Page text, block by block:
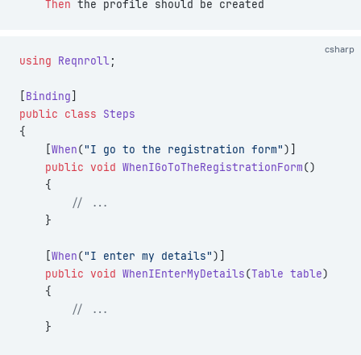
    Then
the profile should be created
csharp
using Reqnroll;
[Binding]
public class Steps
{
    [
When("I go to the registration form")]
    public
void WhenIGoToTheRegistrationForm()
    {
        // ...
    }
    [
When("I enter my details")]
    public
void WhenIEnterMyDetails(Table table)
    {
        // ...
    }